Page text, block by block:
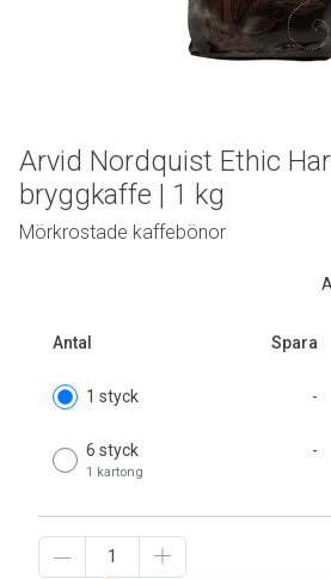
Antal Spara
1 styck -
6 styck
1 kartong
-
Arvid Nordquist Ethic
bryggkaffe | 1 kg
Mörkrostade kaffebönor